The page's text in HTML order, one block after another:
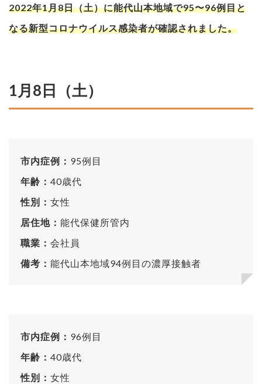
2022年1月8日（土）に能代山本地域で95〜96例目と
なる新型コロナウイルス感染者が確認されました。
1月8日（土）
市内症例： 95例目
年齢： 40歳代
性別： 女性
居住地： 能代保健所管内
職業： 会社員
備考： 能代山本地域94例目の濃厚接触者
市内症例： 96例目
年齢： 40歳代
性別： 女性